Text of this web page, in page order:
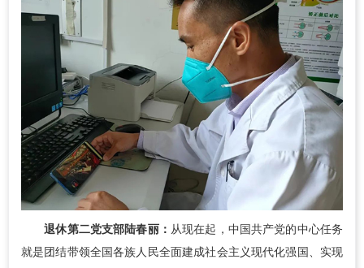
退休第二党支部陆春丽： 从现在起，中国共产党的中心任务
就是团结带领全国各族人民全面建成社会主义现代化强国、实现